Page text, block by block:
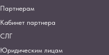
Партнерам
Кабинет партнера
СЛГ
Юридическим лицам